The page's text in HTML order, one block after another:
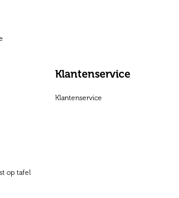
op tafel
Klantenservice
Klantenservice